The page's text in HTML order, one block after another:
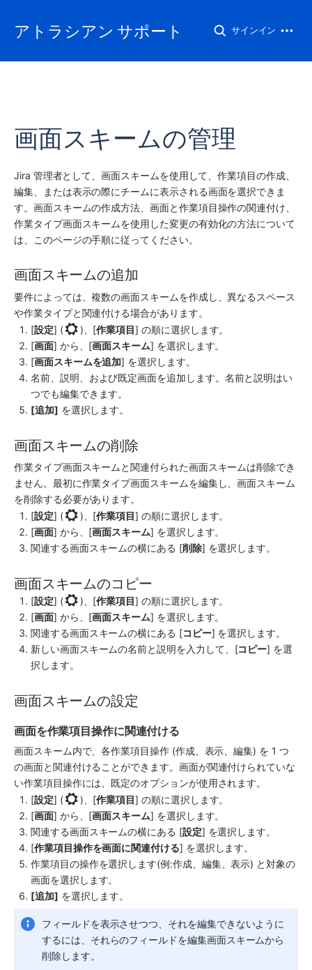
アトラシアン サポート サインイン
画面スキームの管理
Jira 管理者として、画面スキームを使用して、作業項目の作成、
編集、または表示の際にチームに表示される画面を選択できま
す。画面スキームの作成方法、画面と作業項目操作の関連付け、
作業タイプ画面スキームを使用した変更の有効化の方法について
は、このページの手順に従ってください。
画面スキームの追加
要件によっては、複数の画面スキームを作成し、異なる スペース
や作業タイプと関連付ける場合があります。
[設定] ( )、[作業項目] の順に選択します。
[画面] から、[画面スキーム] を選択します。
[画面スキームを追加] を選択します。
名前、説明、および既定画面を追加します。名前と説明はい
つでも編集できます。
[追加] を選択します。
画面スキームの削除
作業タイプ画面スキームと関連付られた画面スキームは削除でき
ません。最初に作業タイプ画面スキームを編集し、画面スキーム
を削除する必要があります。
[設定] ( )、[作業項目] の順に選択します。
[画面] から、[画面スキーム] を選択します。
関連する画面スキームの横にある [削除] を選択します。
画面スキームのコピー
[設定] ( )、[作業項目] の順に選択します。
[画面] から、[画面スキーム] を選択します。
関連する画面スキームの横にある [コピー] を選択します。
新しい画面スキームの名前と説明を入力して、[コピー] を選
択します。
画面スキームの設定
画面を作業項目操作に関連付ける
画面スキーム内で、各作業項目操作 (作成、表示、編集) を 1 つ
の画面と関連付けることができます。画面が関連付けられていな
い作業項目操作には、既定のオプションが使用されます。
[設定] ( )、[作業項目] の順に選択します。
[画面] から、[画面スキーム] を選択します。
関連する画面スキームの横にある [設定] を選択します。
[作業項目操作を画面に関連付ける] を選択します。
作業項目の操作を選択します(例:作成、編集、表示) と対象の
画面を選択します。
[追加] を選択します。
フィールドを表示させつつ、それを編集できないように
するには、それらのフィールドを編集画面スキームから
削除します。